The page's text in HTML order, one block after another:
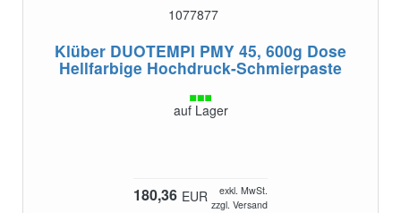
1077877
Klüber DUOTEMPI PMY 45, 600g Dose
Hellfarbige Hochdruck-Schmierpaste
auf Lager
180,36 EUR
exkl. MwSt.
zzgl. Versand